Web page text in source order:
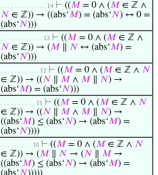
. . . . . . . . . . . . . 14 ⊢ ((𝑀 = 0 ∧ (𝑀 ∈ ℤ ∧
𝑁 ∈ ℤ)) → ((abs‘𝑀) = (abs‘𝑁) ↔ 0 =
(abs‘𝑁)))
. . . . . . . . . . . . 13 ⊢ ((𝑀 = 0 ∧ (𝑀 ∈ ℤ ∧
𝑁 ∈ ℤ)) → (𝑀 𝑁 ↔ (abs‘𝑀) =
(abs‘𝑁)))
. . . . . . . . . . . 12 ⊢ ((𝑀 = 0 ∧ (𝑀 ∈ ℤ ∧ 𝑁
∈ ℤ)) → ((𝑁 𝑀 ∧ 𝑀 𝑁) →
(abs‘𝑀) = (abs‘𝑁)))
. . . . . . . . . . 11 ⊢ ((𝑀 = 0 ∧ (𝑀 ∈ ℤ ∧ 𝑁
∈ ℤ)) → ((𝑁 𝑀 ∧ 𝑀 𝑁) →
((abs‘𝑀) ≤ (abs‘𝑁) → (abs‘𝑀) =
(abs‘𝑁))))
. . . . . . . . . 10 ⊢ ((𝑀 = 0 ∧ (𝑀 ∈ ℤ ∧ 𝑁
∈ ℤ)) → (𝑀 𝑁 → (𝑁 𝑀 →
((abs‘𝑀) ≤ (abs‘𝑁) → (abs‘𝑀) =